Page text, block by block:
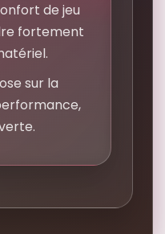
de jeu
fortement
sur la